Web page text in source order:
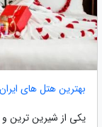
بهترین هتل های
یکی از شیرین ترین